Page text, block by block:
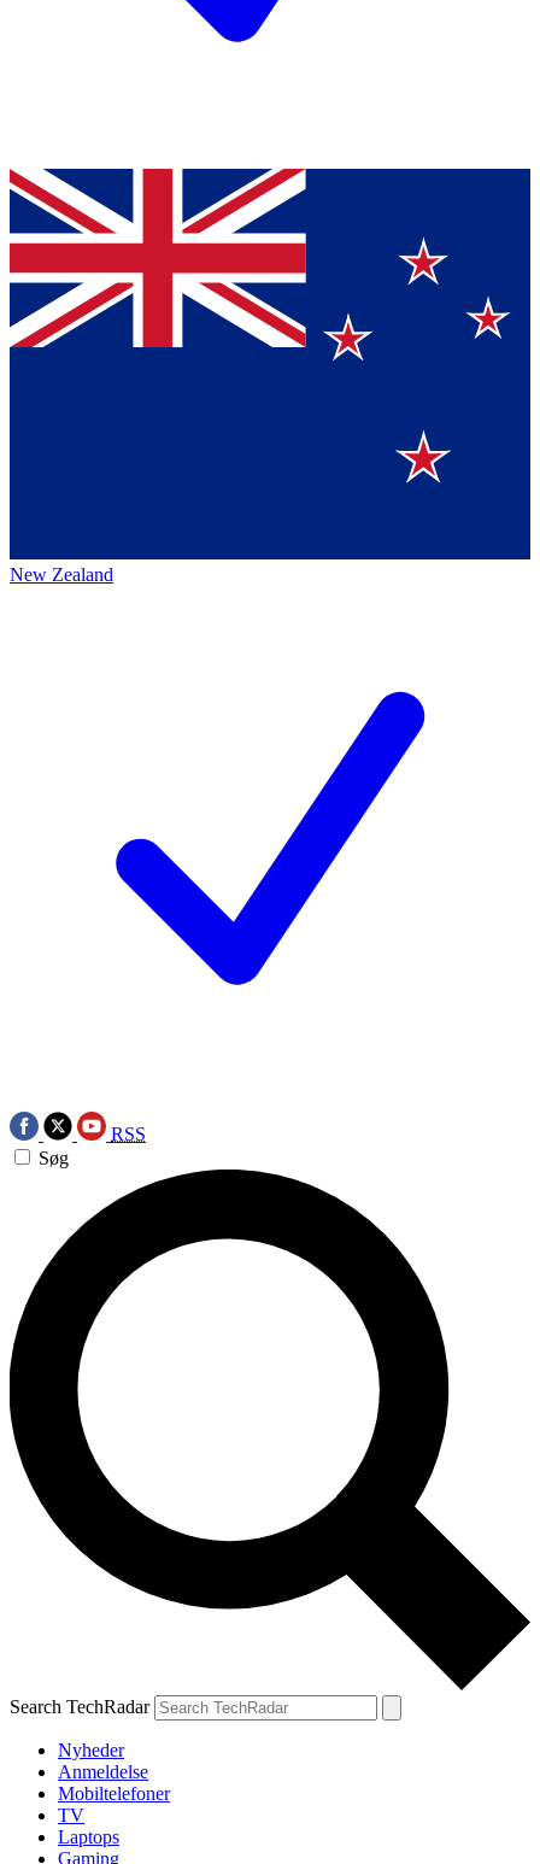
New Zealand
RSS
Søg
Search TechRadar
Nyheder
Anmeldelse
Mobiltelefoner
TV
Laptops
Gaming